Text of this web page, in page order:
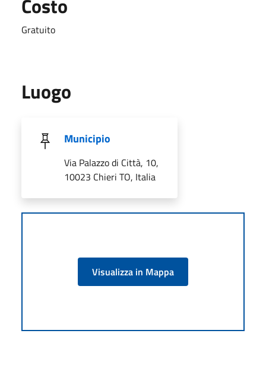
Costo
Gratuito
Luogo
Municipio
Via Palazzo di Città, 10,
10023 Chieri TO, Italia
Visualizza in Mappa